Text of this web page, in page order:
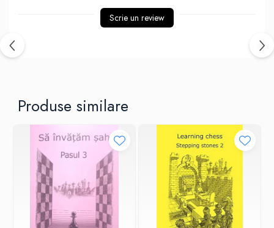
Step 2
Step 5
Step 6
Tabla De Demonstratie
Tactica
Scrie un review
Produse similare